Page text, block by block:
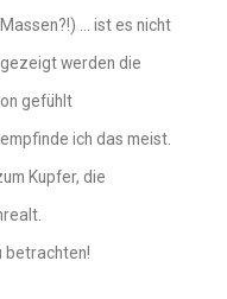
… ist es nicht
werden die
gefühlt
ich das meist.
Kupfer, die
betrachten!